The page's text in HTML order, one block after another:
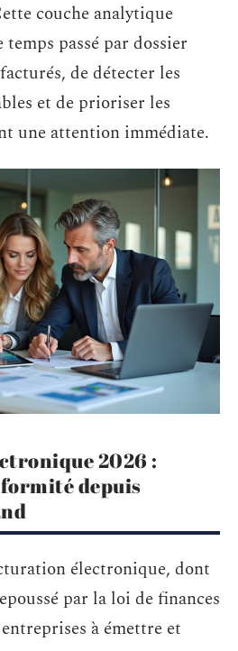
couche analytique
passé par dossier
de détecter les
et de prioriser les
une attention immédiate.
2026 :
depuis
électronique, dont
par la loi de finances
à émettre et